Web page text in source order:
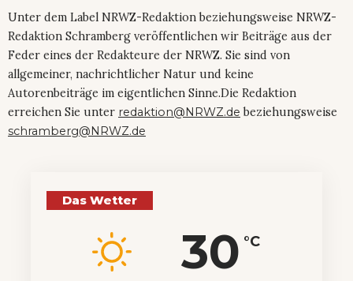
Unter dem Label NRWZ-Redaktion beziehungsweise NRWZ-
Redaktion Schramberg veröffentlichen wir Beiträge aus der
Feder eines der Redakteure der NRWZ. Sie sind von
allgemeiner, nachrichtlicher Natur und keine
Autorenbeiträge im eigentlichen Sinne.Die Redaktion
erreichen Sie unter redaktion@NRWZ.de beziehungsweise
schramberg@NRWZ.de
Das Wetter
30 °C